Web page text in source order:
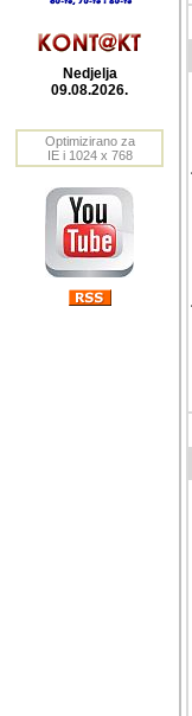
Nedjelja
09.08.2026.
Optimizirano za
IE i 1024 x 768